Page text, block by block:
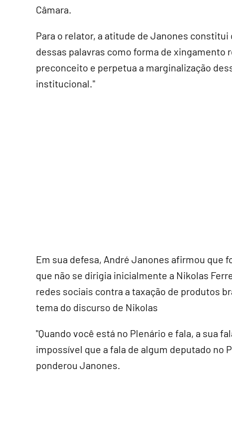
Câmara.
Para o relator, a atitude de Janones
dessas palavras como forma de
preconceito e perpetua a marginalização
institucional."
Em sua defesa, André Janones afirmou que
que não se dirigia inicialmente a Nikolas
redes sociais contra a taxação de produtos
tema do discurso de Nikolas
"Quando você está no Plenário e fala, a sua
impossível que a fala de algum deputado no
ponderou Janones.